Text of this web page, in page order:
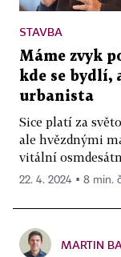
STAVBA
Máme zvyk
kde se bydlí,
urbanista
Sice platí za
ale hvězdnými
vitální
22. 4. 2024 ▪ 8 min.
MARTIN